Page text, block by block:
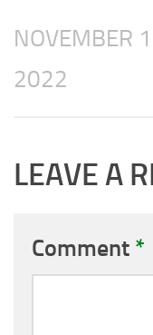
NOVEMBER
2022
LEAVE A
Comment *